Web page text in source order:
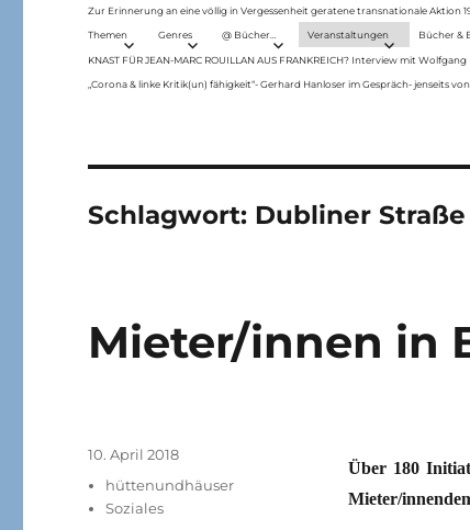
Zur Erinnerung an eine völlig in Vergessenheit geratene transnationale Aktion
Themen Genres @ Bücher… Veranstaltungen Bücher &
KNAST FÜR JEAN-MARC ROUILLAN AUS FRANKREICH? Interview mit
„Corona & linke Kritik(un) fähigkeit“- Gerhard Hanloser im Gespräch- jenseits
Schlagwort: Dubliner
Mieter/innen in
Über 180
Mieter/
Veröffentlicht
am
10. April 2018
Kategorien
hüttenundhäuser
Soziales